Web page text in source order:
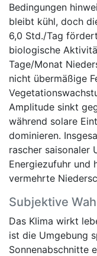
Bedingungen
bleibt kühl, doch
6,0 Std./Tag
biologische
Tage/Monat
nicht übermäßige
Amplitude sinkt
während solare
dominieren.
rascher saisonaler
Energiezufuhr und
vermehrte
Subjektive
Das Klima wirkt
ist die Umgebung
Sonnenabschnitte